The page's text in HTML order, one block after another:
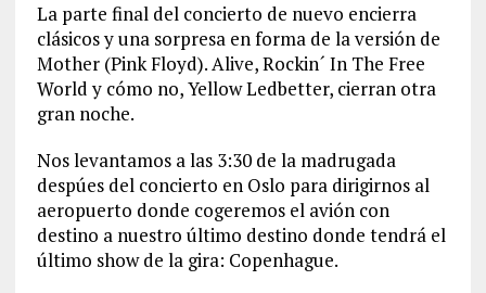
La parte final del concierto de nuevo encierra
clásicos y una sorpresa en forma de la versión de
Mother (Pink Floyd). Alive, Rockin´ In The Free
World y cómo no, Yellow Ledbetter, cierran otra
gran noche.
Nos levantamos a las 3:30 de la madrugada
despúes del concierto en Oslo para dirigirnos al
aeropuerto donde cogeremos el avión con
destino a nuestro último destino donde tendrá el
último show de la gira: Copenhague.